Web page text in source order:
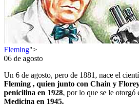
Fleming">
06 de agosto
Un 6 de agosto, pero de 1881, nace el
Fleming , quien junto con Chain y
penicilina en 1928, por lo que se le otorgó
Medicina en 1945.